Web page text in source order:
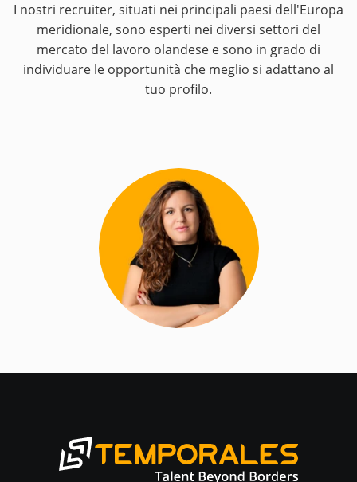
I nostri recruiter, situati nei principali paesi dell'Europa
meridionale, sono esperti nei diversi settori del
mercato del lavoro olandese e sono in grado di
individuare le opportunità che meglio si adattano al
tuo profilo.